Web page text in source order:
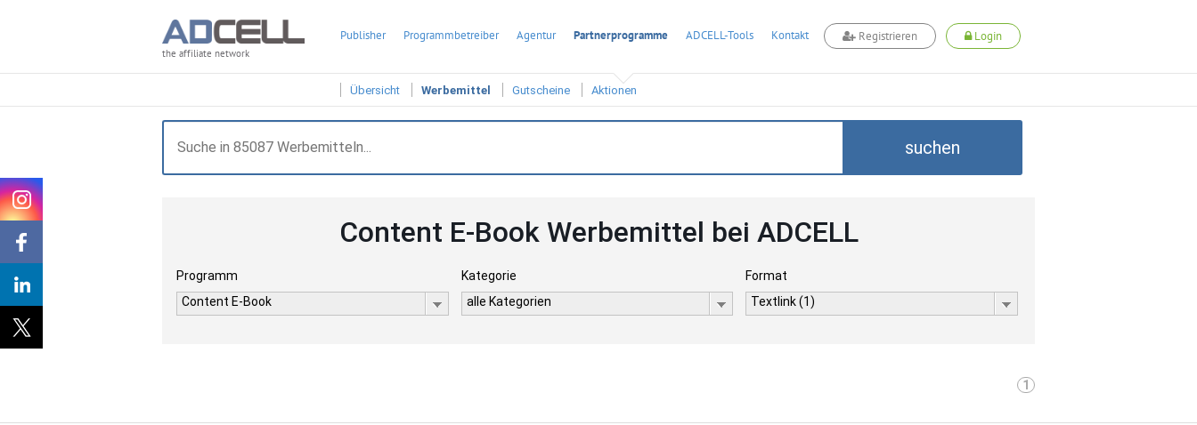
the affiliate network
Publisher Programmbetreiber Agentur Partnerprogramme ADCELL-Tools Kontakt Registrieren Login
Übersicht Werbemittel Gutscheine Aktionen
suchen
Content E-Book Werbemittel bei ADCELL
Programm
Content E-Book
Kategorie
alle Kategorien
Format
Textlink (1)
1